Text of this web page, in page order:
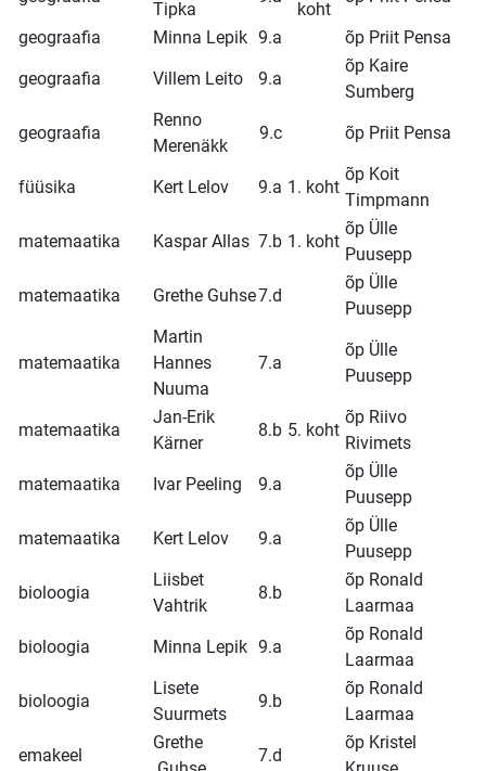
Tipka
koht
geograafia
Minna Lepik 9.a
õp Priit Pensa
geograafia
Villem Leito 9.a
õp Kaire
Sumberg
geograafia
Renno
Merenäkk
9.c õp Priit Pensa
füüsika Kert Lelov 9.a 1. koht
õp Koit
Timpmann
matemaatika
Kaspar Allas 7.b 1. koht
õp Ülle
Puusepp
matemaatika
Grethe Guhse7.d
õp Ülle
Puusepp
matemaatika
Martin
Hannes
Nuuma
7.a
õp Ülle
Puusepp
matemaatika
Jan-Erik
Kärner
8.b 5. koht
õp Riivo
Rivimets
matemaatika
Ivar Peeling 9.a
õp Ülle
Puusepp
matemaatika
Kert Lelov 9.a
õp Ülle
Puusepp
bioloogia
Liisbet
Vahtrik
8.b
õp Ronald
Laarmaa
bioloogia
Minna Lepik 9.a
õp Ronald
Laarmaa
bioloogia
Lisete
Suurmets
9.b
õp Ronald
Laarmaa
emakeel
Grethe
7.d
õp Kristel